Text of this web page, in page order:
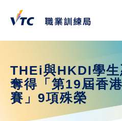
THEi與HKDI學生
奪得「第19屆香
賽」9項殊榮